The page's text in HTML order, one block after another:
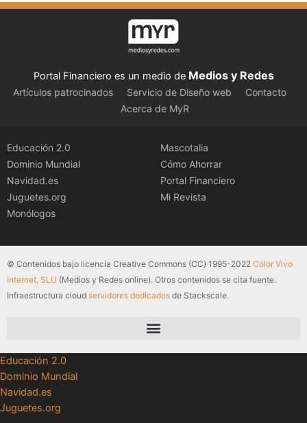
Portal Financiero es un medio de Medios y Redes
Artículos patrocinados Servicio de Diseño web
Contacto
Acerca de MyR
Educación 2.0
Dominio Mundial
Navidad.es
Juguetes.org
Monólogos
Mascotalia
Cómo Ahorrar
Portal Financiero
Mi Revista
© Contenidos bajo licencia Creative Commons (CC) 1995-2022 Color Vivo
Internet, SLU (Medios y Redes online). Otros contenidos se cita fuente.
Infraestructura cloud servidores dedicados de Stackscale.
Educación 2.0
Dominio Mundial
Navidad.es
Juguetes.org